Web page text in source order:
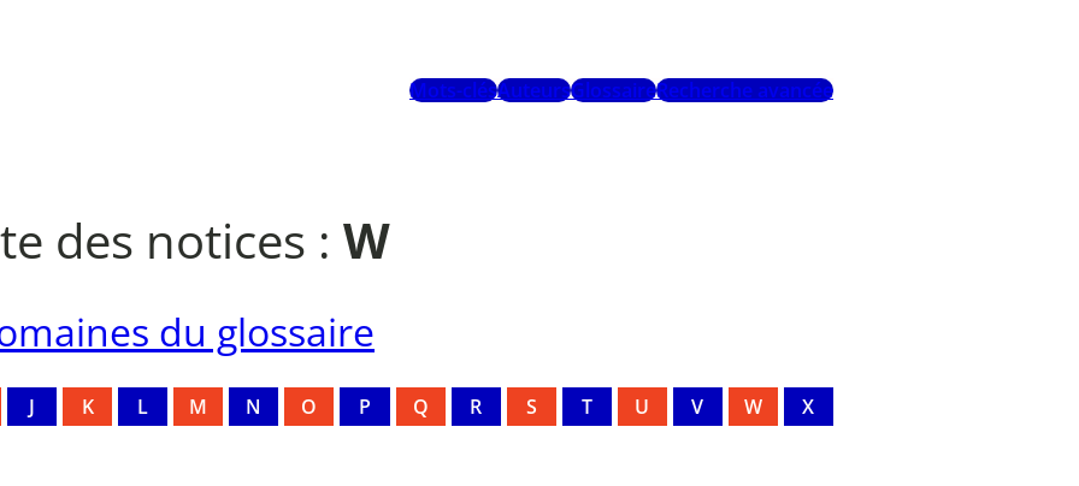
Mots-clésAuteursGlossaireRecherche avancée
des notices : W
du glossaire
J K L M N O P Q R S T U V W
X